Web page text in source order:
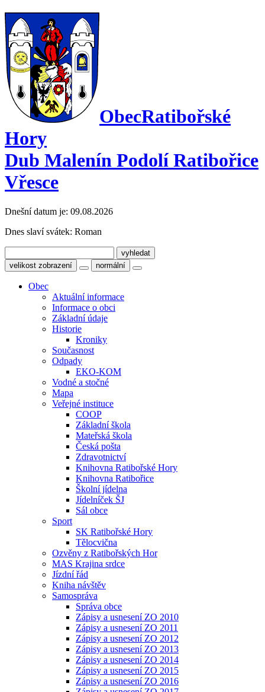
ObecRatibořské
Hory
Dub Malenín Podolí Ratibořice
Vřesce
Dnešní datum je: 09.08.2026
Dnes slaví svátek: Roman
velikost zobrazení normální
Obec
Aktuální informace
Informace o obci
Základní údaje
Historie
Kroniky
Současnost
Odpady
EKO-KOM
Vodné a stočné
Mapa
Veřejné instituce
COOP
Základní škola
Mateřská škola
Česká pošta
Zdravotnictví
Knihovna Ratibořské Hory
Knihovna Ratibořice
Školní jídelna
Jídelníček ŠJ
Sál obce
Sport
SK Ratibořské Hory
Tělocvična
Ozvěny z Ratibořských Hor
MAS Krajina srdce
Jízdní řád
Kniha návštěv
Samospráva
Správa obce
Zápisy a usnesení ZO 2010
Zápisy a usnesení ZO 2011
Zápisy a usnesení ZO 2012
Zápisy a usnesení ZO 2013
Zápisy a usnesení ZO 2014
Zápisy a usnesení ZO 2015
Zápisy a usnesení ZO 2016